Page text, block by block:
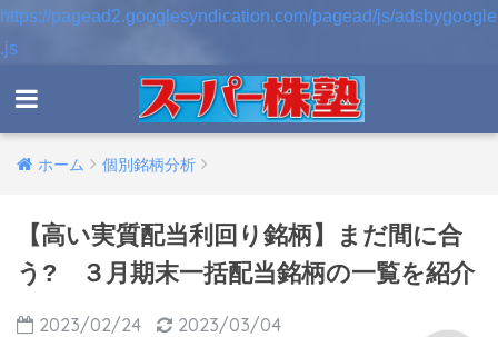
https://pagead2.googlesyndication.com/pagead/js/adsbygoogle
.js
ホーム 個別銘柄分析
【高い実質配当利回り銘柄】まだ間に合
う? ３月期末一括配当銘柄の一覧を紹介
2023/02/24 2023/03/04